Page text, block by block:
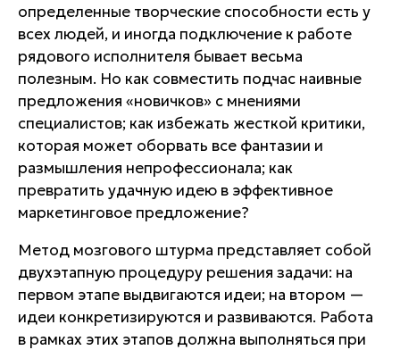
определенные творческие способности есть у
всех людей, и иногда подключение к работе
рядового исполнителя бывает весьма
полезным. Но как совместить подчас наивные
предложения «новичков» с мнениями
специалистов; как избежать жесткой критики,
которая может оборвать все фантазии и
размышления непрофессионала; как
превратить удачную идею в эффективное
маркетинговое предложение?
Метод мозгового штурма представляет собой
двухэтапную процедуру решения задачи: на
первом этапе выдвигаются идеи; на втором —
идеи конкретизируются и развиваются. Работа
в рамках этих этапов должна выполняться при